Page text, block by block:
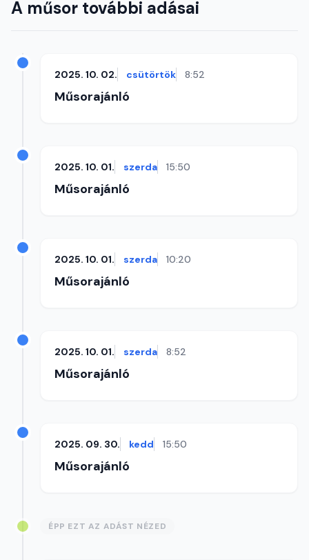
A műsor további adásai
2025. 10. 02. csütörtök 8:52
Műsorajánló
2025. 10. 01. szerda 15:50
Műsorajánló
2025. 10. 01. szerda 10:20
Műsorajánló
2025. 10. 01. szerda 8:52
Műsorajánló
2025. 09. 30. kedd 15:50
Műsorajánló
ÉPP EZT AZ ADÁST NÉZED